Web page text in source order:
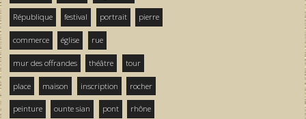
République festival portrait pierre
commerce église rue
mur des offrandes théâtre tour
place maison inscription rocher
peinture ounte sian pont rhône